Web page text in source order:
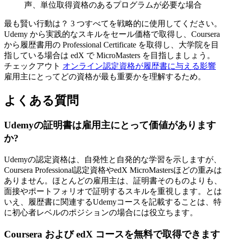
声、単位取得資格のあるプログラムが必要な場合
最も賢い行動は？ 3 つすべてを戦略的に使用してください。
Udemy から実践的なスキルをセール価格で取得し、Coursera
から履歴書用の Professional Certificate を取得し、大学院を目
指している場合は edX で MicroMasters を目指しましょう。
チェックアウト オンライン認定資格が履歴書に与える影響
雇用主にとってどの資格が最も重要かを理解するため。
よくある質問
Udemyの証明書は雇用主にとって価値があります
か?
Udemyの認定資格は、自発性と自発的な学習を示しますが、
Coursera Professional認定資格やedX MicroMastersほどの重みは
ありません。ほとんどの雇用主は、証明書そのものよりも、
面接やポートフォリオで証明するスキルを重視します。とは
いえ、履歴書に関連するUdemyコースを記載することは、特
に初心者レベルのポジションの場合には役立ちます。
Coursera および edX コースを無料で取得できます